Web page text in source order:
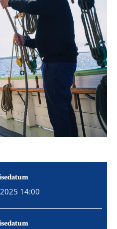
14:00